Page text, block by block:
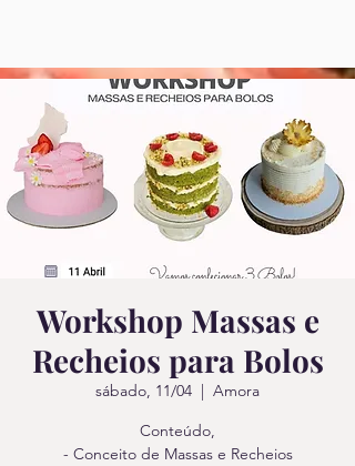
Workshop Massas e
Recheios para Bolos
sábado, 11/04
  |
Amora
Conteúdo,
- Conceito de Massas e Recheios